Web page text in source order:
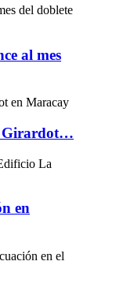
al mes
Girardot…
en